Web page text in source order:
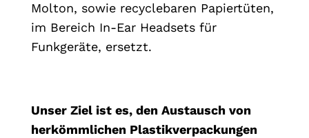
Molton, sowie recyclebaren Papiertüten,
im Bereich In-Ear Headsets für
Funkgeräte, ersetzt.
Unser Ziel ist es, den Austausch von
herkömmlichen Plastikverpackungen